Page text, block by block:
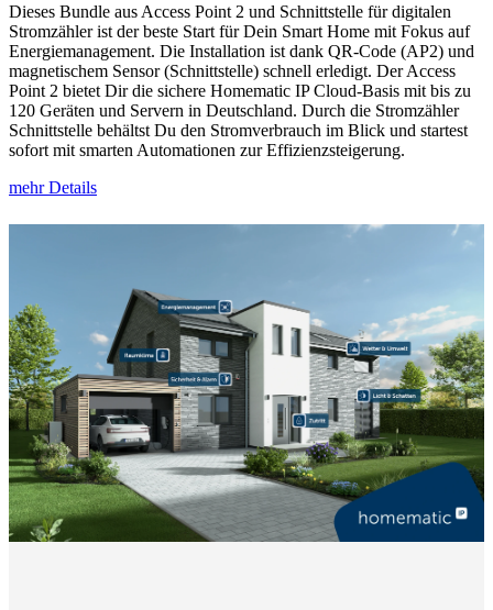
Dieses Bundle aus Access Point 2 und Schnittstelle für digitalen
Stromzähler ist der beste Start für Dein Smart Home mit Fokus auf
Energiemanagement. Die Installation ist dank QR-Code (AP2) und
magnetischem Sensor (Schnittstelle) schnell erledigt. Der Access
Point 2 bietet Dir die sichere Homematic IP Cloud-Basis mit bis zu
120 Geräten und Servern in Deutschland. Durch die Stromzähler
Schnittstelle behältst Du den Stromverbrauch im Blick und startest
sofort mit smarten Automationen zur Effizienzsteigerung.
mehr Details